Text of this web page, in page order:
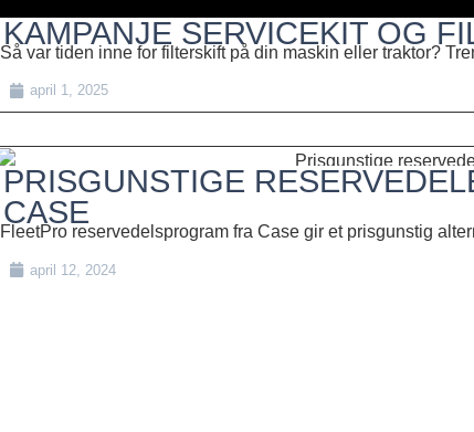
KAMPANJE SERVICEKIT OG
Så var tiden inne for filterskift på din maskin eller traktor?
april 1, 2025
PRISGUNSTIGE
CASE
FleetPro reservedelsprogram fra Case gir et prisgunstig
april 12, 2024